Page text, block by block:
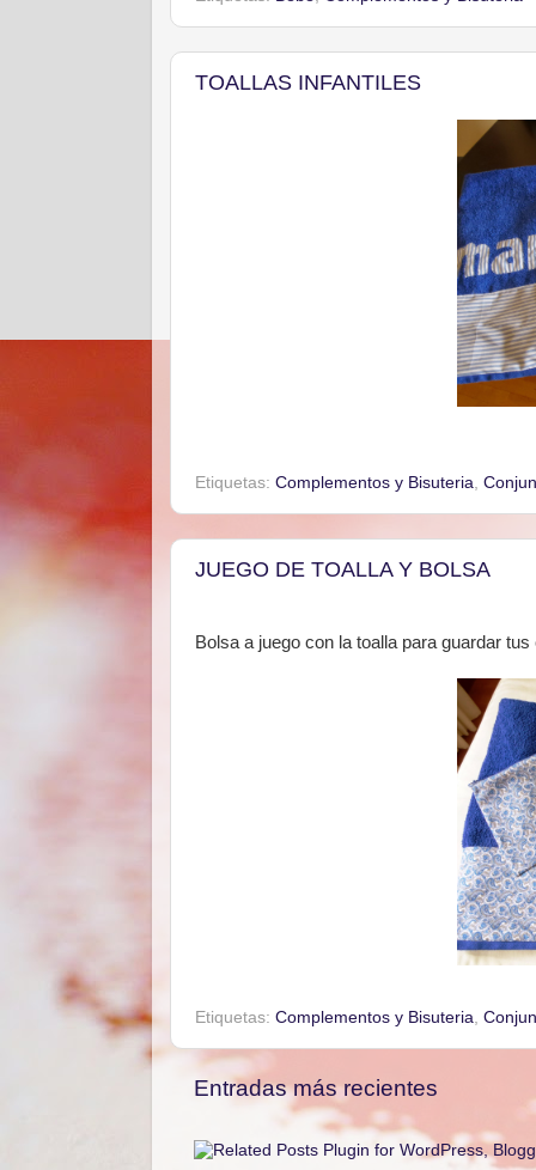
TOALLAS INFANTILES
Etiquetas: Complementos y Bisuteria,
JUEGO DE TOALLA Y BOLSA
Bolsa a juego con la toalla para guardar
Etiquetas: Complementos y Bisuteria,
Entradas más recientes